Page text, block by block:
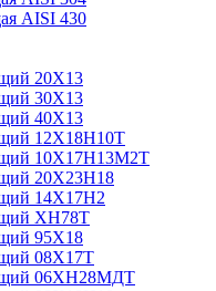
AISI 430
20Х13
30Х13
40Х13
12Х18Н10Т
10Х17Н13М2T
20Х23Н18
14Х17Н2
ХН78Т
95Х18
08Х17Т
06ХН28МДТ